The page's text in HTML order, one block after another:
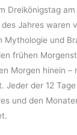
Dreikönigstag
Jahres waren
Mythologie und
frühen
Morgen hinein –
Jeder der 12
und den